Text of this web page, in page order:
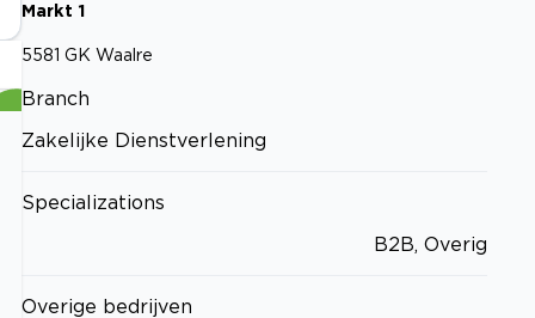
Markt 1
5581 GK Waalre
Branch
Zakelijke Dienstverlening
Specializations
B2B, Overig
Overige bedrijven